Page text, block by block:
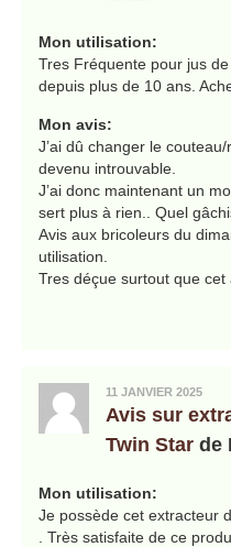
Mon utilisation:
Tres Fréquente pour jus
depuis plus de 10 ans.
Mon avis:
J’ai dû changer le
devenu introuvable.
J’ai donc maintenant un
sert plus à rien.. Quel
Avis aux bricoleurs du
utilisation.
Tres déçue surtout que cet
11 JANVIER 2025
Avis sur
Twin Star de
Mon utilisation:
Je possède cet extracteur
. Très satisfaite de ce